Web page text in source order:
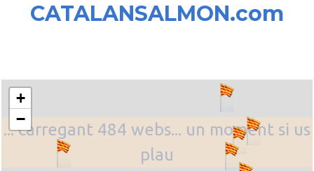
CATALANSALMON.com
... carregant 484 webs... un moment si us
plau
+
−